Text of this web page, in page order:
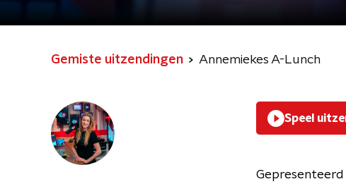
Gemiste uitzendingen Annemiekes A-Lunch
Speel